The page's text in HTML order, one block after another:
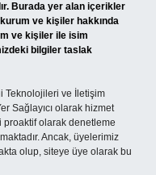
Burada yer alan içerikler
ve kişiler hakkında
ve kişiler ile isim
bilgiler taslak
Teknolojileri ve İletişim
Sağlayıcı olarak hizmet
olarak denetleme
Ancak, üyelerimiz
olup, siteye üye olarak bu